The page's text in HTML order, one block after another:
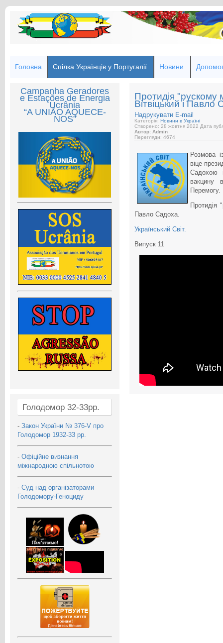
Головна Спілка Українців у Португалії Новини
Campanha Geradores
e Estações de Energia
Ucrânia
“A UNIÃO AQUECE-
NOS”
Голодомор 32-33рр.
- Закон України № 376-V про
Голодомор 1932-33 рр.
- Офіційне визнання
міжнародною спільнотою
- Суд над організаторами
Голодомору-Геноциду
Протидія "рускому
Вітвіцький і Павло
Надрукувати E-mail
Категорія: Новини в Україні
Створено: 28 жовтня 2022 Дата
Автор: Admin
Перегляди: 4674
Розмова
віце-
Садохою
вакцину
Перемогу.
Протидія
Павло Садоха.
Український Світ.
Випуск 11